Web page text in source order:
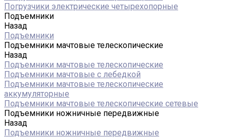
Погрузчики электрические четырехопорные
Подъемники
Назад
Подъемники
Подъемники мачтовые телескопические
Назад
Подъемники мачтовые телескопические
Подъемники мачтовые с лебедкой
Подъемники мачтовые телескопические
аккумуляторные
Подъемники мачтовые телескопические сетевые
Подъемники ножничные передвижные
Назад
Подъемники ножничные передвижные